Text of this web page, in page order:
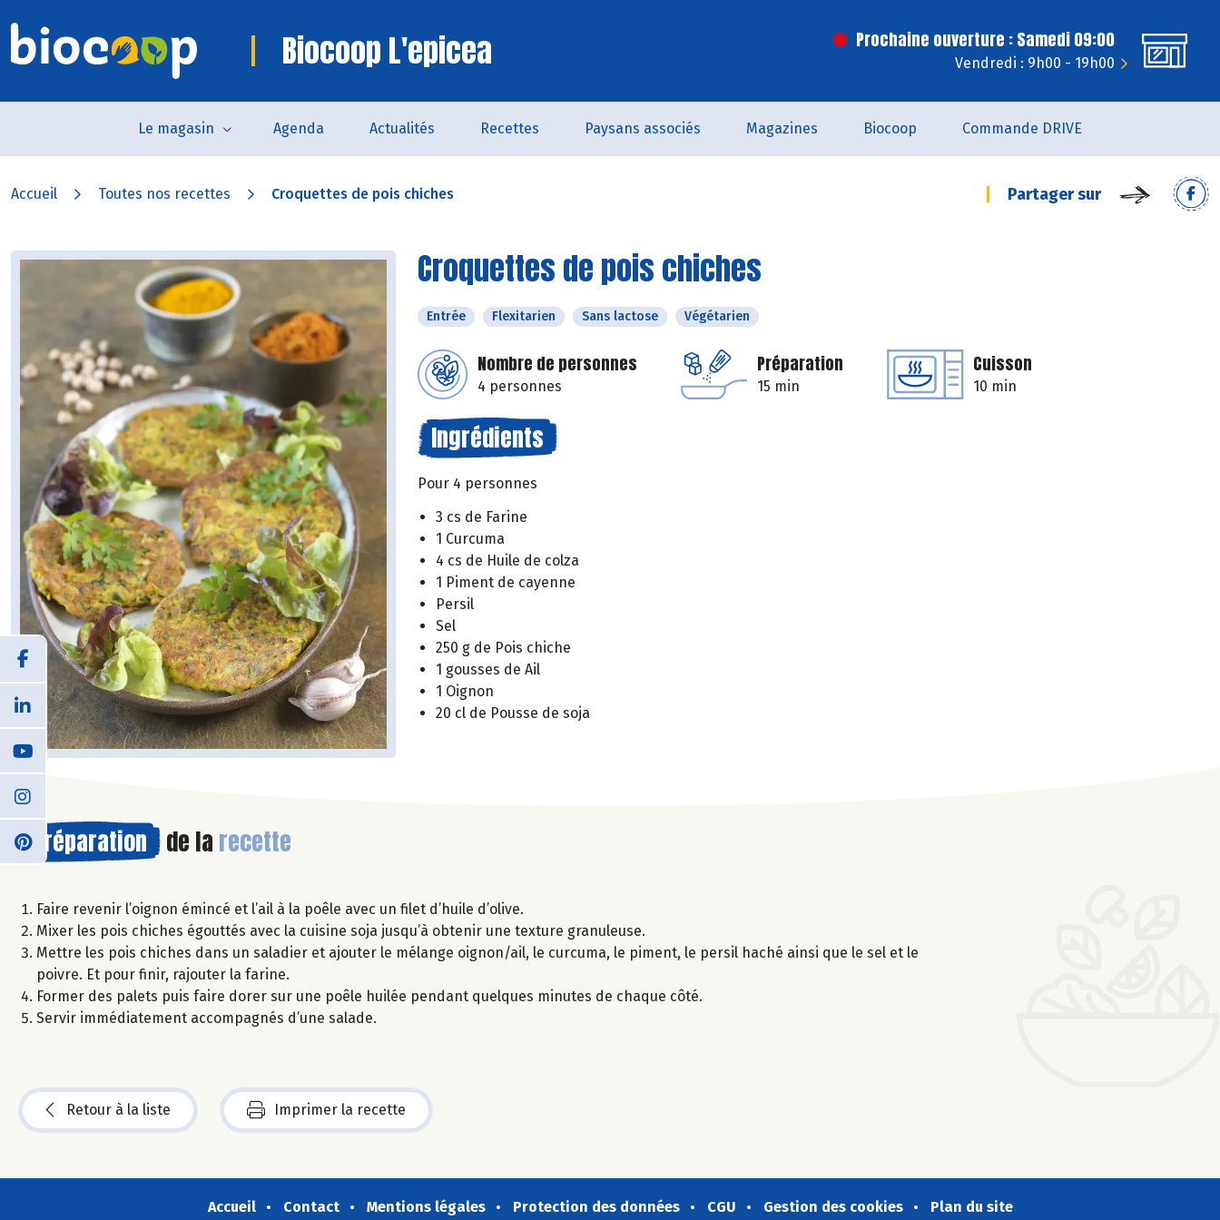
Biocoop L'epicea Prochaine ouverture : Samedi 09:00
Vendredi : 9h00 - 19h00
Le magasin Agenda Actualités Recettes Paysans associés Magazines Biocoop Commande DRIVE
Accueil Toutes nos recettes Croquettes de pois chiches Partager sur
Croquettes de pois chiches
Entrée Flexitarien Sans lactose Végétarien
Nombre de personnes
4 personnes
Préparation
15 min
Cuisson
10 min
Ingrédients
Pour 4 personnes
3 cs de Farine
1 Curcuma
4 cs de Huile de colza
1 Piment de cayenne
Persil
Sel
250 g de Pois chiche
1 gousses de Ail
1 Oignon
20 cl de Pousse de soja
Préparation de la recette
Faire revenir l’oignon émincé et l’ail à la poêle avec un filet d’huile d’olive.
Mixer les pois chiches égouttés avec la cuisine soja jusqu’à obtenir une texture granuleuse.
Mettre les pois chiches dans un saladier et ajouter le mélange oignon/ail, le curcuma, le piment, le persil haché ainsi que le sel et le
poivre. Et pour finir, rajouter la farine.
Former des palets puis faire dorer sur une poêle huilée pendant quelques minutes de chaque côté.
Servir immédiatement accompagnés d’une salade.
Retour à la liste Imprimer la recette
Accueil Contact Mentions légales Protection des données CGU Gestion des cookies Plan du site